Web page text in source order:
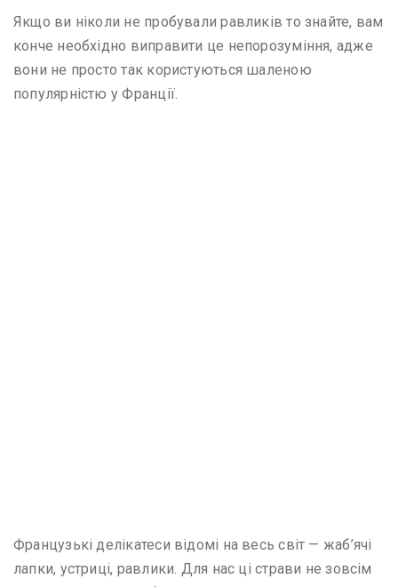
Якщо ви ніколи не пробували равликів то знайте, вам
конче необхідно виправити це непорозуміння, адже
вони не просто так користуються шаленою
популярністю у Франції.
Французькі делікатеси відомі на весь світ — жаб’ячі
лапки, устриці, равлики. Для нас ці страви не зовсім